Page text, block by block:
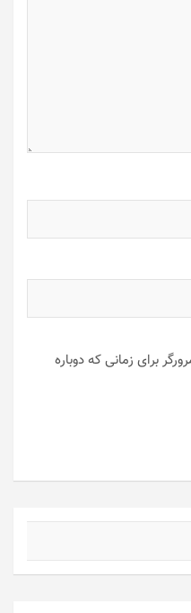
برای زمانی که دوباره